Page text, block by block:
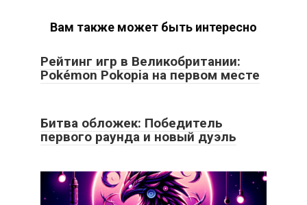
Вам также может быть интересно
Рейтинг игр в Великобритании:
Pokémon Pokopia на первом месте
Битва обложек: Победитель
первого раунда и новый дуэль